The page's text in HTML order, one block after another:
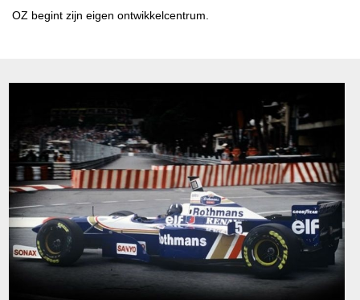
OZ begint zijn eigen ontwikkelcentrum.